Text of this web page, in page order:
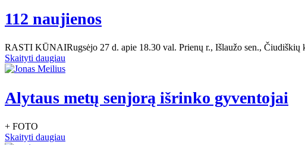
112 naujienos
RASTI KŪNAIRugsėjo 27 d. apie 18.30 val. Prienų r., Išlaužo sen., Čiudiškių
Skaityti daugiau
Alytaus metų senjorą išrinko gyventojai
+ FOTO
Skaityti daugiau